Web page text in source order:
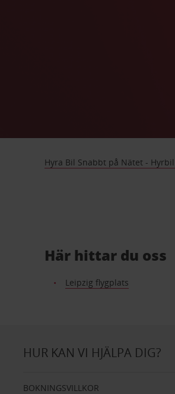
Hyra Bil Snabbt på Nätet -
Här hittar du oss
Leipzig flygplats
HUR KAN VI HJÄLPA DIG?
BOKNINGSVILLKOR